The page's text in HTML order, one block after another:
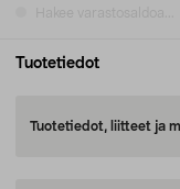
Tuotetiedot
Tuotetiedot, liitteet ja